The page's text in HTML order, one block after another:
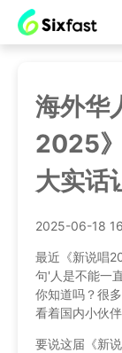
海外华
2025
大实话
2025-06-18
最近《新说唱
句'人是不能一
你知道吗？很
看着国内小伙
要说这届《新